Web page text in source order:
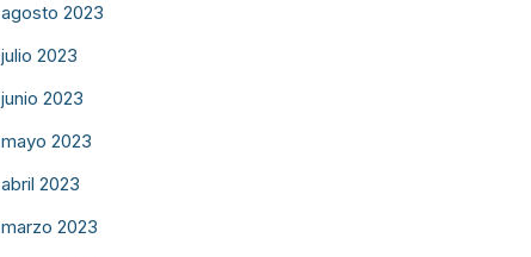
agosto 2023
julio 2023
junio 2023
mayo 2023
abril 2023
marzo 2023